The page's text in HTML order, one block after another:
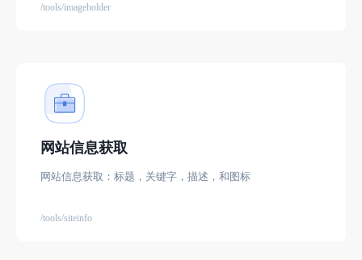
/tools/imageholder
网站信息获取
网站信息获取：标题，关键字，描述，和图标
/tools/siteinfo